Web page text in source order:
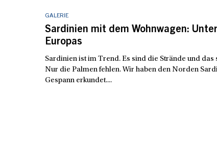
GALERIE
Sardinien mit dem Wohnwagen:
Europas
Sardinien ist im Trend. Es sind die Strände und das
Nur die Palmen fehlen. Wir haben den Norden
Gespann erkundet....